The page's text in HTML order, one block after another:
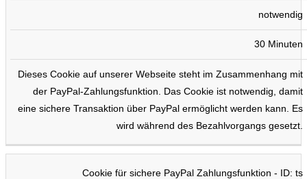
notwendig
30 Minuten
Dieses Cookie auf unserer Webseite steht im Zusammenhang mit
der PayPal-Zahlungsfunktion. Das Cookie ist notwendig, damit
eine sichere Transaktion über PayPal ermöglicht werden kann. Es
wird während des Bezahlvorgangs gesetzt.
Cookie für sichere PayPal Zahlungsfunktion - ID: ts